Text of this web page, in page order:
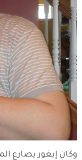
وكان إيغور يصارع